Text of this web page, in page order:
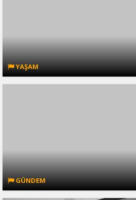
YAŞAM
GÜNDEM